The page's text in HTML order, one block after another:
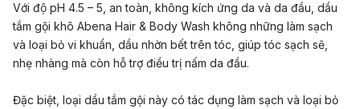
Với độ pH 4.5 – 5, an toàn, không kích ứng da và da đầu, dầu
tắm gội khô Abena Hair & Body Wash không những làm sạch
và loại bỏ vi khuẩn, dầu nhờn bết trên tóc, giúp tóc sạch sẽ,
nhẹ nhàng mà còn hỗ trợ điều trị nấm da đầu.
Đặc biệt, loại dầu tắm gội này có tác dụng làm sạch và loại bỏ